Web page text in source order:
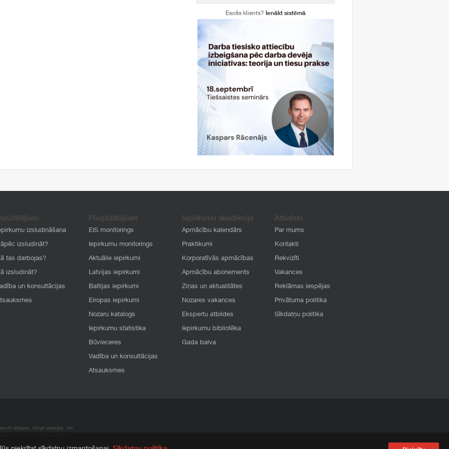
Esošs klients? Ienākt sistēmā
izsludināšana
izsludināt?
tas darbojas?
izsludināt?
un konsultācijas
Piegādātājiem
EIS monitorings
Iepirkumu monitorings
Aktuālie iepirkumi
Latvijas iepirkumi
Baltijas iepirkumi
Eiropas iepirkumi
Nozaru katalogs
Iepirkumu statistika
Būvieceres
Vadība un konsultācijas
Atsauksmes
Iepirkumu akadēmija
Apmācību kalendārs
Praktikumi
Korporatīvās apmācības
Apmācību abonements
Ziņas un aktualitātes
Nozares vakances
Ekspertu atbildes
Iepirkumu bibliotēka
Gada balva
Atbalsts
Par mums
Kontakti
Rekvizīti
Vakances
Reklāmas iespējas
Privātuma politika
Sīkdatņu politika
atļaujas, stingri aizliegta. SIA